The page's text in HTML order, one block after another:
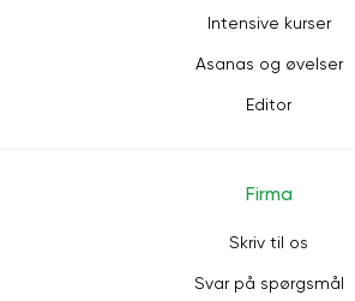
Intensive kurser
Asanas og øvelser
Editor
Firma
Skriv til os
Svar på spørgsmål